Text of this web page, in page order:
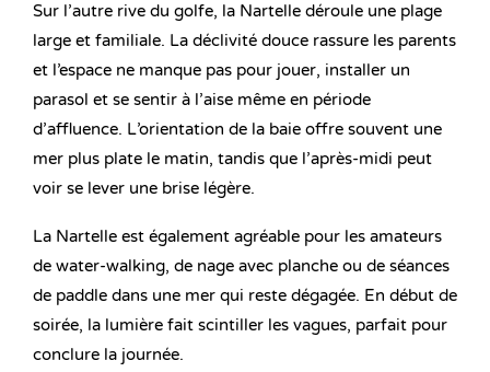
Sur l’autre rive du golfe, la Nartelle déroule une plage
large et familiale. La déclivité douce rassure les parents
et l’espace ne manque pas pour jouer, installer un
parasol et se sentir à l’aise même en période
d’affluence. L’orientation de la baie offre souvent une
mer plus plate le matin, tandis que l’après-midi peut
voir se lever une brise légère.
La Nartelle est également agréable pour les amateurs
de water-walking, de nage avec planche ou de séances
de paddle dans une mer qui reste dégagée. En début de
soirée, la lumière fait scintiller les vagues, parfait pour
conclure la journée.